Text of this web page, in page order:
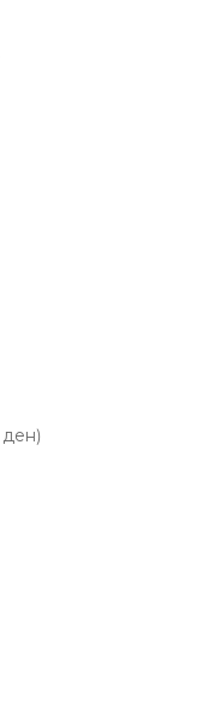
Noord-Macedonië (MKD ден)